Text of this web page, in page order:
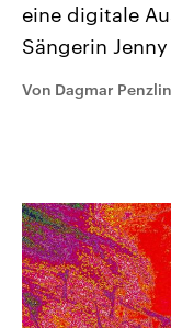
September 2026
Landtag. Seit 2021
Bundesland von
Umfragen,
Wahlprogramme,
eine digitale
Sängerin
Von Dagmar Penzlin